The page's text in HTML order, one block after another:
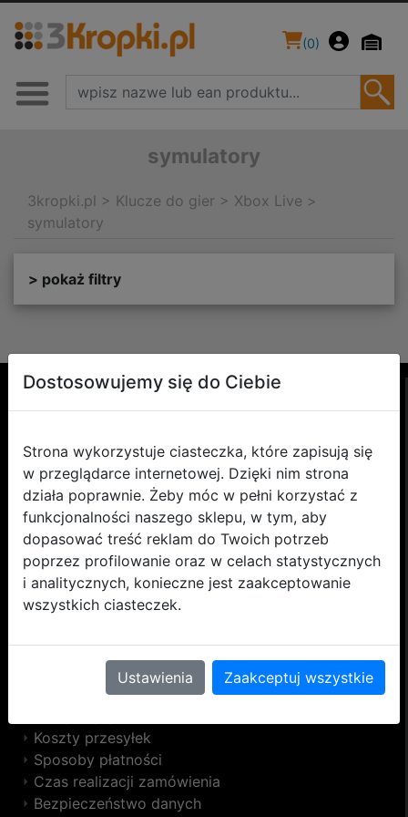
(0)
symulatory
3kropki.pl > Klucze do gier > Xbox Live >
symulatory
> pokaż filtry
KONTAKT
Formularz kontaktowy
Biuro@3kropki.pl
Dane firmy
Messenger
Telefony
WAŻNE LINKI
Pomoc
Koszty przesyłek
Sposoby płatności
Czas realizacji zamówienia
Bezpieczeństwo danych
Dostosowujemy się do Ciebie
Strona wykorzystuje ciasteczka, które zapisują się
w przeglądarce internetowej. Dzięki nim strona
działa poprawnie. Żeby móc w pełni korzystać z
funkcjonalności naszego sklepu, w tym, aby
dopasować treść reklam do Twoich potrzeb
poprzez profilowanie oraz w celach statystycznych
i analitycznych, konieczne jest zaakceptowanie
wszystkich ciasteczek.
Ustawienia Zaakceptuj wszystkie